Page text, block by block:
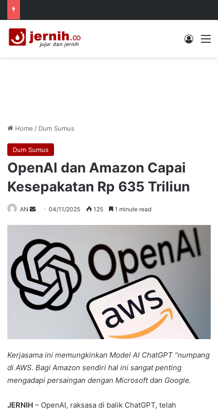
Log In
Home / Dum Sumus
Dum Sumus
OpenAI dan Amazon Capai
Kesepakatan Rp 635 Triliun
AN
Send04/11/2025 125 1 minute read
Kerjasama ini memungkinkan Model AI ChatGPT “numpang
di AWS. Bagi Amazon sendiri hal ini sangat penting
mengadapi persaingan dengan Microsoft dan Google.
JERNIH – OpenAI, raksasa di balik ChatGPT, telah